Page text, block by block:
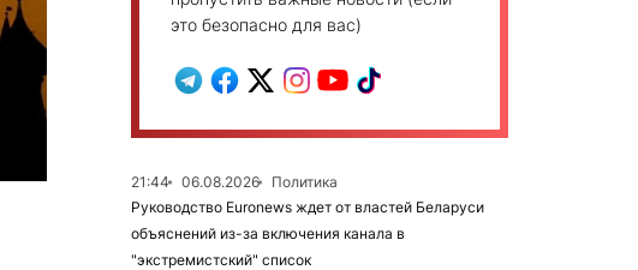
это безопасно для вас)
21:44 06.08.2026
Политика
Руководство Euronews ждет от властей Беларуси
объяснений из-за включения канала в
"экстремистский" список